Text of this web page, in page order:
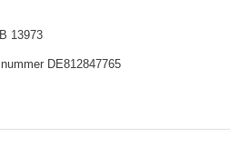
13973
DE812847765